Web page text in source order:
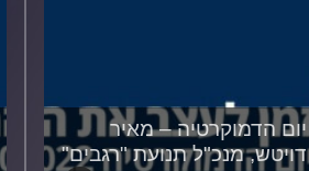
יום הדמוקרטיה – מאיר
דויטש, מנכ"ל תנועת "רגבים"